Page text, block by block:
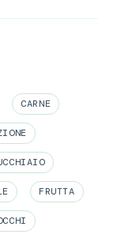
CARNE
FRUTTA